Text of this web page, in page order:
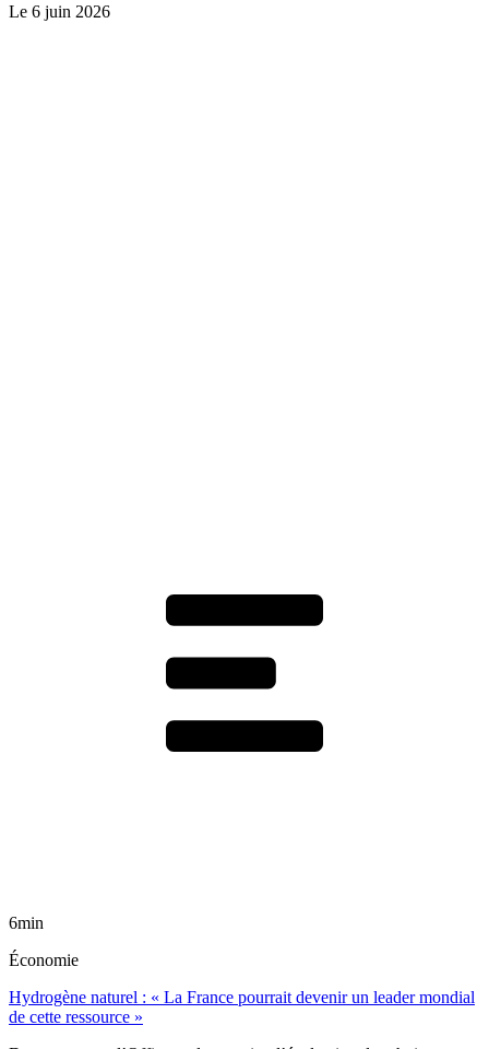
Le 6 juin 2026
6min
Économie
Hydrogène naturel : « La France pourrait devenir un leader mondial
de cette ressource »